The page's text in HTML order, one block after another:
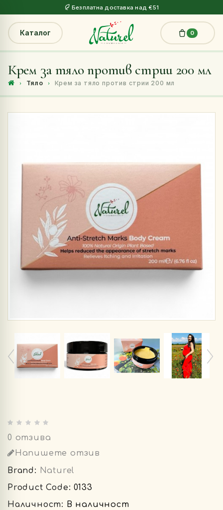
Безплатна доставка над €51
Каталог 0
Крем за тяло против стрии 200 мл
Тяло Крем за тяло против стрии 200 мл
0 отзива
Напишете отзив
Brand:
Naturel
Product Code:0133
Наличност: В наличност